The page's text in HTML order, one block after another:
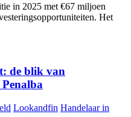
in 2025 met €67 miljoen
Het
de blik van
Lookandfin Handelaar in